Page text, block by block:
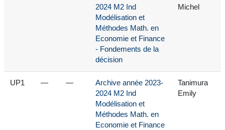
2024 M2 Ind
Modélisation et
Méthodes Math. en
Economie et Finance
- Fondements de la
décision
Michel
UP1 — —
Archive année 2023-
2024 M2 Ind
Modélisation et
Méthodes Math. en
Economie et Finance
Tanimura
Emily